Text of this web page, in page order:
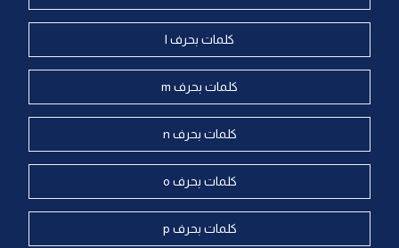
كلمات بحرف l
كلمات بحرف m
كلمات بحرف n
كلمات بحرف o
كلمات بحرف p